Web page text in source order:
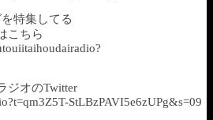
特集してる
こちら
ジオのTwitter
StLBzPAVI5e6zUPg&s=09